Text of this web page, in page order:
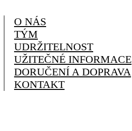
O NÁS
TÝM
UDRŽITELNOST
UŽITEČNÉ INFORMACE
DORUČENÍ A DOPRAVA
KONTAKT